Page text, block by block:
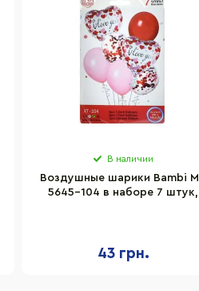
В наличии
Воздушные шарики Bambi
5645-104 в наборе 7 штук,
43 грн.